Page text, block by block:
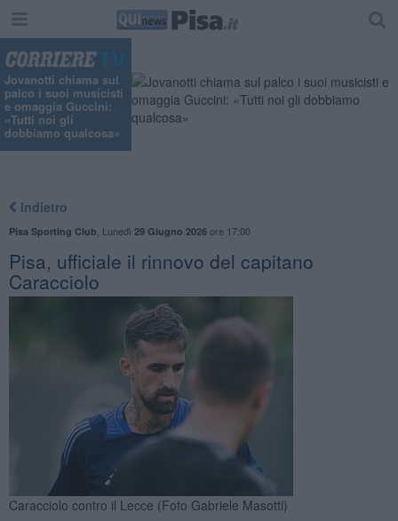
Jovanotti chiama sul
palco i suoi musicisti
e omaggia Guccini:
«Tutti noi gli
dobbiamo qualcosa»
Indietro
Pisa Sporting Club Lunedì 29 Giugno 2026ore 17:00
Pisa, ufficiale il rinnovo del capitano
Caracciolo
Caracciolo contro il Lecce (Foto Gabriele Masotti)